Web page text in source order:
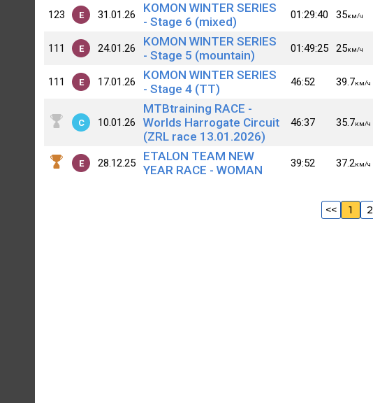
123 E 31.01.26
KOMON WINTER SERIES
- Stage 6 (mixed)
01:29:40 35км/ч
111 E 24.01.26
KOMON WINTER SERIES
- Stage 5 (mountain)
01:49:25 25км/ч
111 E 17.01.26
KOMON WINTER SERIES
- Stage 4 (TT)
46:52 39.7км/ч
C 10.01.26
MTBtraining RACE -
Worlds Harrogate Circuit
(ZRL race 13.01.2026)
46:37 35.7км/ч
E 28.12.25
ETALON TEAM NEW
YEAR RACE - WOMAN
39:52 37.2км/ч
<< 1 2